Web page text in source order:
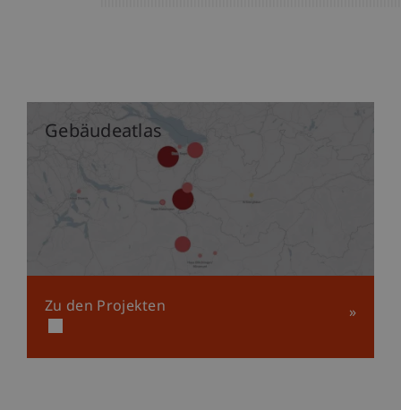
Gebäudeatlas
Zu den Projekten